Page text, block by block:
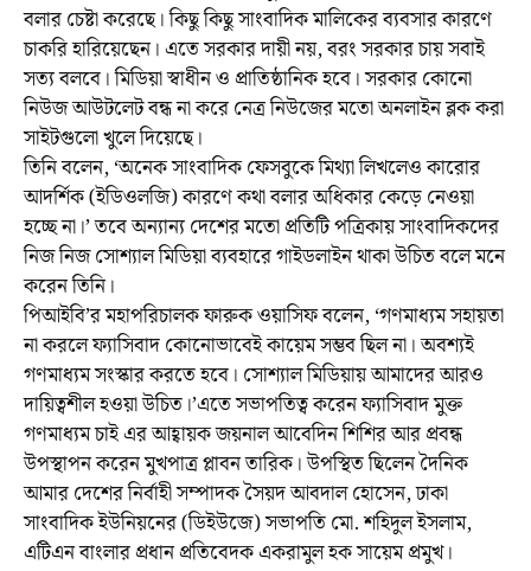
বলার চেষ্টা করেছে। কিছু কিছু সাংবাদিক মালিকের ব্যবসার কারণে
চাকরি হারিয়েছেন। এতে সরকার দায়ী নয়, বরং সরকার চায় সবাই
সত্য বলবে। মিডিয়া স্বাধীন ও প্রাতিষ্ঠানিক হবে। সরকার কোনো
নিউজ আউটলেট বন্ধ না করে নেত্র নিউজের মতো অনলাইন ব্লক করা
সাইটগুলো খুলে দিয়েছে।
তিনি বলেন, ‘অনেক সাংবাদিক ফেসবুকে মিথ্যা লিখলেও কারোর
আদর্শিক (ইডিওলজি) কারণে কথা বলার অধিকার কেড়ে নেওয়া
হচ্ছে না।’ তবে অন্যান্য দেশের মতো প্রতিটি পত্রিকায় সাংবাদিকদের
নিজ নিজ সোশ্যাল মিডিয়া ব্যবহারে গাইডলাইন থাকা উচিত বলে মনে
করেন তিনি।
পিআইবি’র মহাপরিচালক ফারুক ওয়াসিফ বলেন, ‘গণমাধ্যম সহায়তা
না করলে ফ্যাসিবাদ কোনোভাবেই কায়েম সম্ভব ছিল না। অবশ্যই
গণমাধ্যম সংস্কার করতে হবে। সোশ্যাল মিডিয়ায় আমাদের আরও
দায়িত্বশীল হওয়া উচিত।’এতে সভাপতিত্ব করেন ফ্যাসিবাদ মুক্ত
গণমাধ্যম চাই এর আহ্বায়ক জয়নাল আবেদিন শিশির আর প্রবন্ধ
উপস্থাপন করেন মুখপাত্র প্লাবন তারিক। উপস্থিত ছিলেন দৈনিক
আমার দেশের নির্বাহী সম্পাদক সৈয়দ আবদাল হোসেন, ঢাকা
সাংবাদিক ইউনিয়নের (ডিইউজে) সভাপতি মো. শহিদুল ইসলাম,
এটিএন বাংলার প্রধান প্রতিবেদক একরামুল হক সায়েম প্রমুখ।